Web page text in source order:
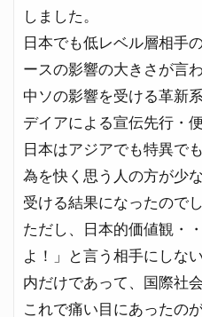
しました。
日本でも低レベル層相手
ースの影響の大きさが言
中ソの影響を受ける革新
デイアによる宣伝先行・
日本はアジアでも特異で
為を快く思う人の方が少
受ける結果になったのでし
ただし、日本的価値観・
よ！」と言う相手にしな
内だけであって、国際社
これで痛い目にあったの